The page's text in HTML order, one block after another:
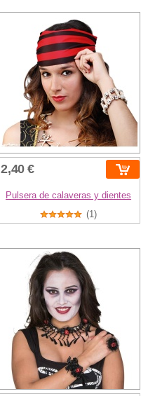
2,40 €
Pulsera de calaveras y dientes
(1)